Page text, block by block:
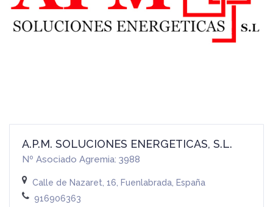
A.P.M. SOLUCIONES ENERGETICAS, S.L.
Nº Asociado Agremia: 3988
Calle de Nazaret, 16, Fuenlabrada, España
916906363